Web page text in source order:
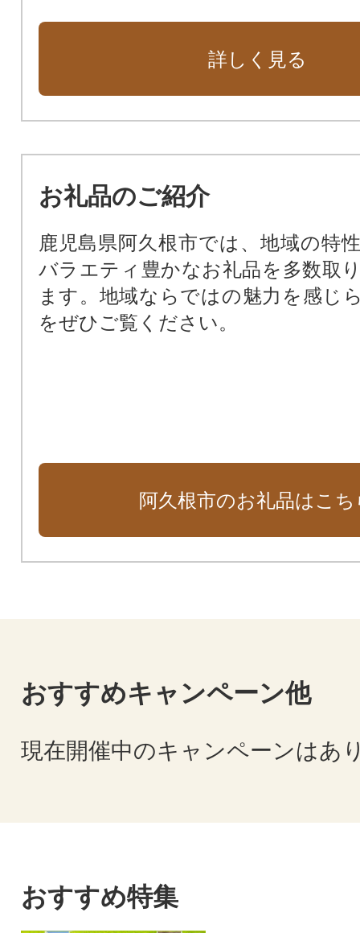
詳しく見る
お礼品のご紹介
鹿児島県阿久根市では、地域の特
バラエティ豊かなお礼品を多数取
ます。地域ならではの魅力を感じ
をぜひご覧ください。
阿久根市のお礼品はこち
おすすめキャンペーン他
現在開催中のキャンペーンはあ
おすすめ特集